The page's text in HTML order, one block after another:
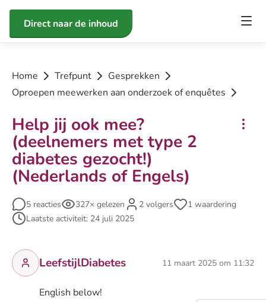
Direct naar de inhoud
Home Trefpunt
Gesprekken
Oproepen meewerken aan onderzoek of enquêtes
Help jij ook mee?
(deelnemers met type 2
diabetes gezocht!)
(Nederlands of Engels)
5 reacties 327× gelezen 2 volgers
1 waardering
Laatste activiteit: 24 juli 2025
LeefstijlDiabetes 11 maart 2025 om 11:32
English below!